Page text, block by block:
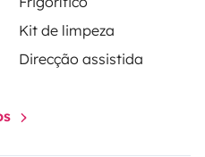
Kit de limpeza
Direcção assistida